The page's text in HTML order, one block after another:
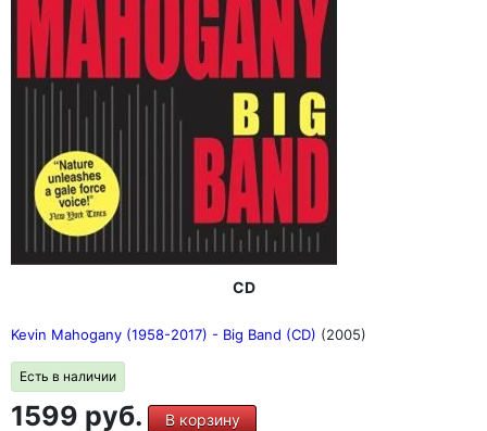
CD
Kevin Mahogany (1958-2017) - Big Band (CD) (2005)
Есть в наличии
1599 руб. В корзину